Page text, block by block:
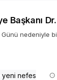
Başkanı
nedeniyle